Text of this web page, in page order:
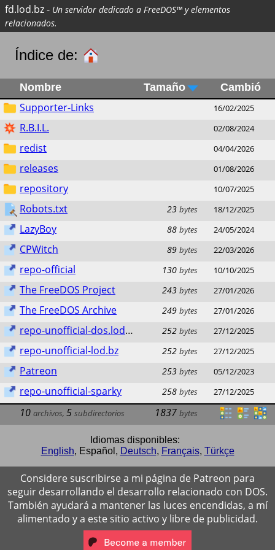
fd.lod.bz- Un servidor dedicado a FreeDOS™ y elementos
relacionados.
Índice de:
Nombre Tamaño Cambió
Supporter-Links 16/02/2025
R.B.I.L. 02/08/2024
redist 04/04/2026
releases 01/08/2026
repository 10/07/2025
Robots.txt 23 bytes 18/12/2025
LazyBoy 88 bytes 24/05/2024
CPWitch 89 bytes 22/03/2026
repo-official 130 bytes 10/10/2025
The FreeDOS Project 243 bytes 27/01/2026
The FreeDOS Archive 249 bytes 27/01/2026
repo-unofficial-dos.lod.bz 252 bytes 27/12/2025
repo-unofficial-lod.bz 252 bytes 27/12/2025
Patreon 253 bytes 05/12/2023
repo-unofficial-sparky 258 bytes 27/12/2025
10 archivos, 5 subdirectorios 1837 bytes
Idiomas disponibles:
English, Español , Deutsch, Français, Türkçe
Considere suscribirse a mi página de Patreon para
seguir desarrollando el desarrollo relacionado con DOS.
También ayudará a mantener las luces encendidas, a mí
alimentado y a este sitio activo y libre de publicidad.